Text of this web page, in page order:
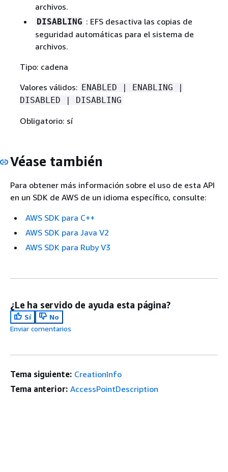
archivos.
DISABLING : EFS desactiva las copias de
seguridad automáticas para el sistema de
archivos.
Tipo: cadena
Valores válidos: ENABLED | ENABLING |
DISABLED | DISABLING
Obligatorio: sí
Véase también
Para obtener más información sobre el uso de esta API
en un SDK de AWS de un idioma específico, consulte:
AWS SDK para C++
AWS SDK para Java V2
AWS SDK para Ruby V3
¿Le ha servido de ayuda esta página?
Sí
No
Enviar comentarios
Tema siguiente: CreationInfo
Tema anterior: AccessPointDescription